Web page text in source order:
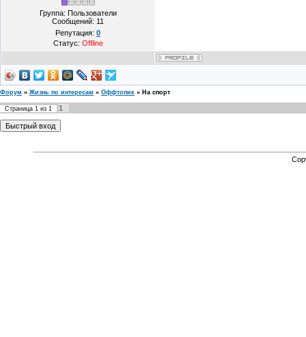
Группа: Пользователи
Сообщений: 11
Репутация: 0
Статус: Offline
Форум » Жизнь по интересам » Оффтопик » На спорт
Страница 1 из 1 1